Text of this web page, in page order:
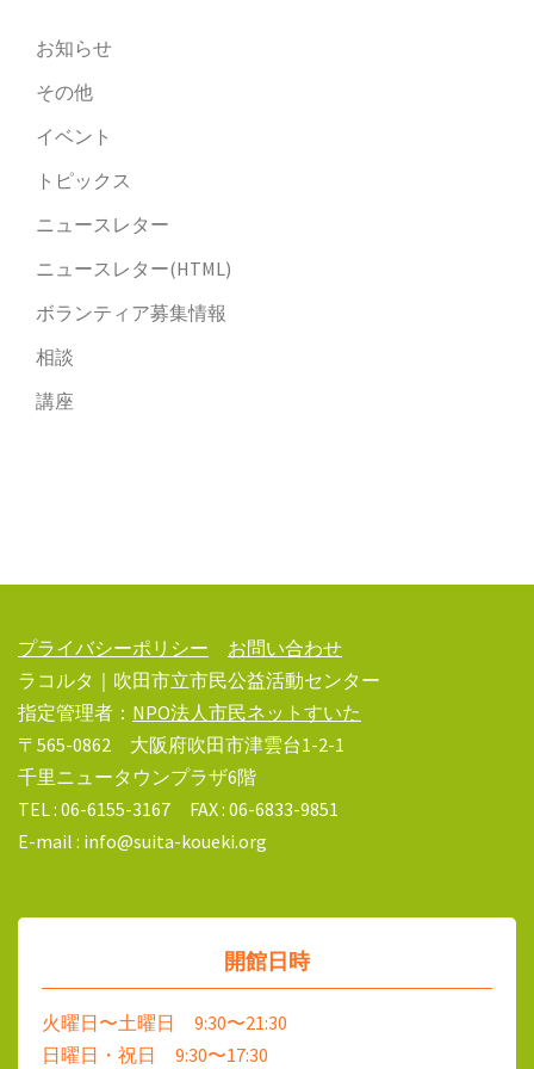
お知らせ
その他
イベント
トピックス
ニュースレター
ニュースレター(HTML)
ボランティア募集情報
相談
講座
プライバシーポリシー
お問い合わせ
ラコルタ｜吹田市立市民公益活動センター
指定管理者： NPO法人市民ネットすいた
〒565-0862 大阪府吹田市津雲台1-2-1
千里ニュータウンプラザ6階
TEL : 06-6155-3167 FAX : 06-6833-9851
E-mail : info@suita-koueki.org
開館日時
火曜日〜土曜日 9:30〜21:30
日曜日・祝日 9:30〜17:30